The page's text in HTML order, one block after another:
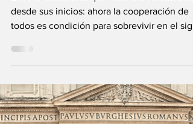
10 jun
14 min de lectura
¿Vivir y convivir… o
Es la decisión vital que enfrenta la
desde sus inicios: ahora la cooperación de
todos es condición para sobrevivir en el